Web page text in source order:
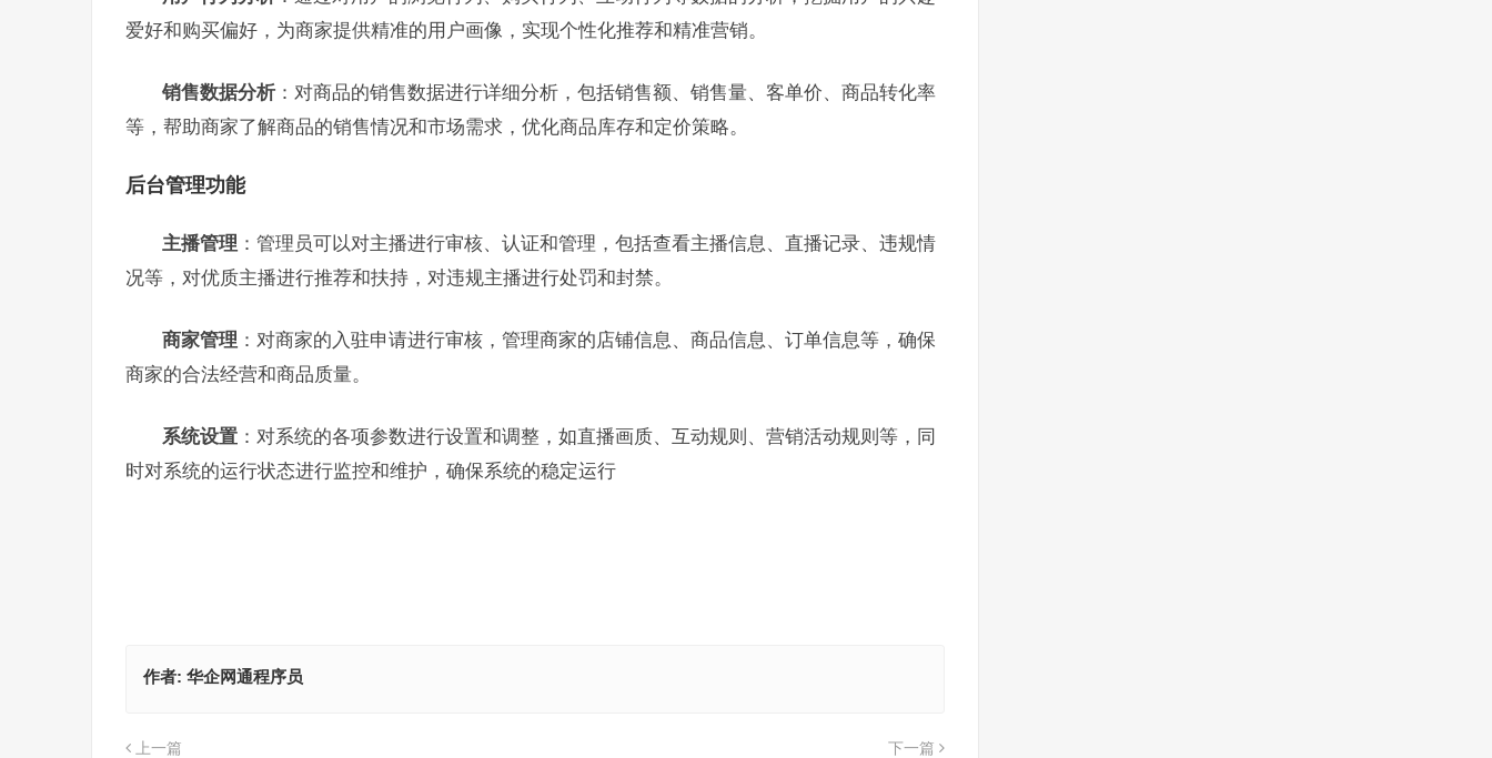
爱好和购买偏好，为商家提供精准的用户画像，实现个性化推荐和精准营销。
销售数据分析 ：对商品的销售数据进行详细分析，包括销售额、销售量、客单价、商品转化率
等，帮助商家了解商品的销售情况和市场需求，优化商品库存和定价策略。
后台管理功能
主播管理 ：管理员可以对主播进行审核、认证和管理，包括查看主播信息、直播记录、违规情
况等，对优质主播进行推荐和扶持，对违规主播进行处罚和封禁。
商家管理 ：对商家的入驻申请进行审核，管理商家的店铺信息、商品信息、订单信息等，确保
商家的合法经营和商品质量。
系统设置 ：对系统的各项参数进行设置和调整，如直播画质、互动规则、营销活动规则等，同
时对系统的运行状态进行监控和维护，确保系统的稳定运行
作者: 华企网通程序员
上一篇
下一篇